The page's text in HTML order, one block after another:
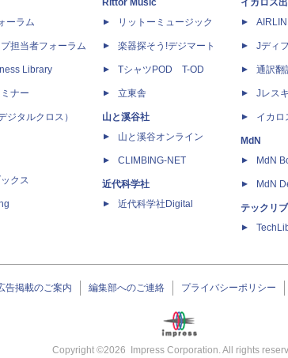
ーラム
担当者フォーラム
Library
ナー
ジタルクロス）
クス
Rittor Music
リットーミュージック
楽器探そう!デジマート
TシャツPOD T-OD
立東舎
山と溪谷社
山と溪谷オンライン
CLIMBING-NET
近代科学社
近代科学社Digital
イカロス
Jディ
通訳翻
Jレス
イカロ
MdN
MdN
MdN
テックリブ
告掲載のご案内 編集部へのご連絡 プライバシーポリシー
Copyright ©2026 Impress Corporation. All rights